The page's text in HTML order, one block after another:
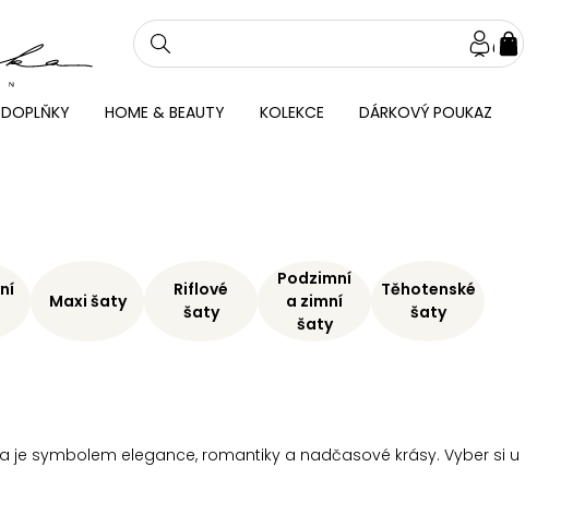
HOME & BEAUTY KOLEKCE DÁRKOVÝ POUKAZ
je symbolem elegance, romantiky a nadčasové krásy. Vyber si u
Maxi šaty
Riflové
šaty
Podzimní
a zimní
šaty
Těhotenské
šaty